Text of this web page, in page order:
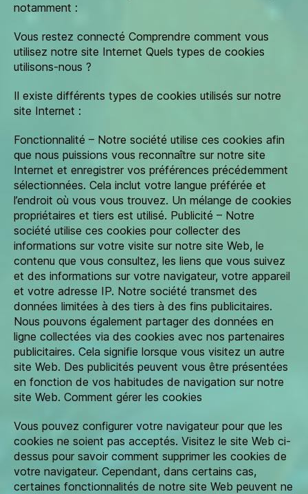
notamment :
Vous restez connecté Comprendre comment vous
utilisez notre site Internet Quels types de cookies
utilisons-nous ?
Il existe différents types de cookies utilisés sur notre
site Internet :
Fonctionnalité – Notre société utilise ces cookies afin
que nous puissions vous reconnaître sur notre site
Internet et enregistrer vos préférences précédemment
sélectionnées. Cela inclut votre langue préférée et
l’endroit où vous vous trouvez. Un mélange de cookies
propriétaires et tiers est utilisé. Publicité – Notre
société utilise ces cookies pour collecter des
informations sur votre visite sur notre site Web, le
contenu que vous consultez, les liens que vous suivez
et des informations sur votre navigateur, votre appareil
et votre adresse IP. Notre société transmet des
données limitées à des tiers à des fins publicitaires.
Nous pouvons également partager des données en
ligne collectées via des cookies avec nos partenaires
publicitaires. Cela signifie lorsque vous visitez un autre
site Web. Des publicités peuvent vous être présentées
en fonction de vos habitudes de navigation sur notre
site Web. Comment gérer les cookies
Vous pouvez configurer votre navigateur pour que les
cookies ne soient pas acceptés. Visitez le site Web ci-
dessus pour savoir comment supprimer les cookies de
votre navigateur. Cependant, dans certains cas,
certaines fonctionnalités de notre site Web peuvent ne